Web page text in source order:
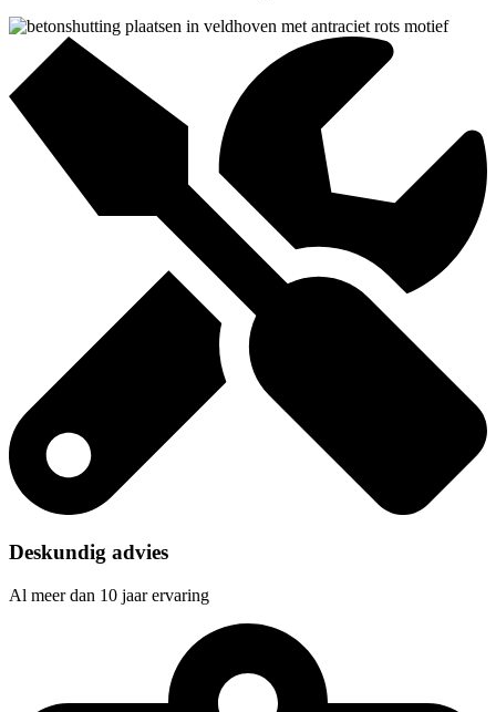
Deskundig advies
Al meer dan 10 jaar ervaring